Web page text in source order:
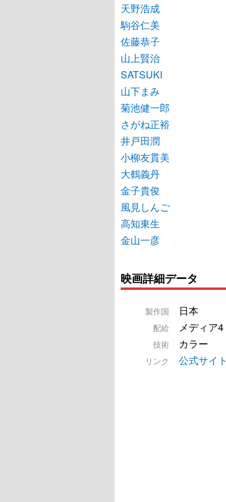
天野浩成
駒谷仁美
佐藤恭子
山上賢治
SATSUKI
山下まみ
菊池健一郎
さがね正裕
井戸田潤
小柳友貫美
大鶴義丹
金子貴俊
風見しんご
高知東生
金山一彦
映画詳細データ
製作国 日本
配給 メディア4
技術 カラー
リンク 公式サイト